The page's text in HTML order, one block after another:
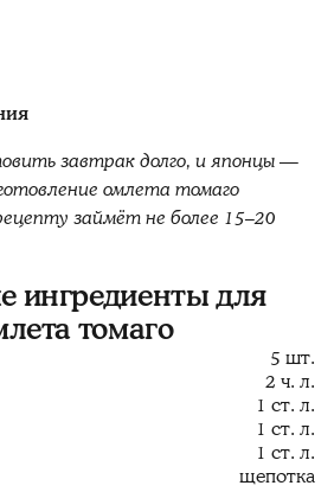
завтрак долго, и японцы —
омлета томаго
займёт не более 15–20
ингредиенты для
томаго
5 шт.
2 ч. л.
1 ст. л.
1 ст. л.
1 ст. л.
щепотка